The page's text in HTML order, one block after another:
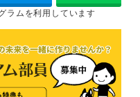
ラムを利用しています